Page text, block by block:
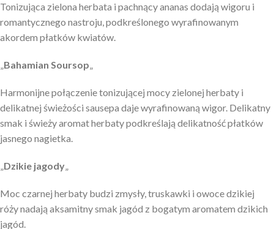
Tonizująca zielona herbata i pachnący ananas dodają wigoru i
romantycznego nastroju, podkreślonego wyrafinowanym
akordem płatków kwiatów.
„Bahamian Soursop„
Harmonijne połączenie tonizującej mocy zielonej herbaty i
delikatnej świeżości sausepa daje wyrafinowaną wigor. Delikatny
smak i świeży aromat herbaty podkreślają delikatność płatków
jasnego nagietka.
„Dzikie jagody„
Moc czarnej herbaty budzi zmysły, truskawki i owoce dzikiej
róży nadają aksamitny smak jagód z bogatym aromatem dzikich
jagód.